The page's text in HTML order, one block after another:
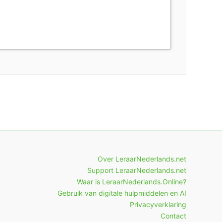
Over LeraarNederlands.net
Support LeraarNederlands.net
Waar is LeraarNederlands.Online?
Gebruik van digitale hulpmiddelen en AI
Privacyverklaring
Contact